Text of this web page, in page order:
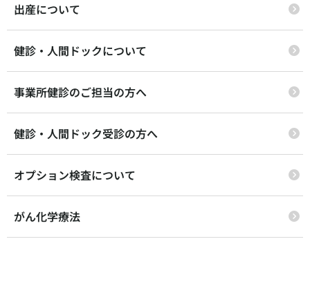
出産について
健診・人間ドックについて
事業所健診のご担当の方へ
健診・人間ドック受診の方へ
オプション検査について
がん化学療法